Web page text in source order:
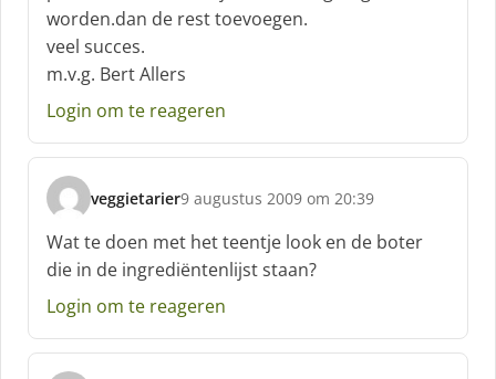
e
f
worden.dan de rest toevoegen.
veel succes.
m.v.g. Bert Allers
Login om te reageren
veggietarier
s
c
h
r
e
f
9 augustus 2009 om 20:39
Wat te doen met het teentje look en de boter
die in de ingrediëntenlijst staan?
Login om te reageren